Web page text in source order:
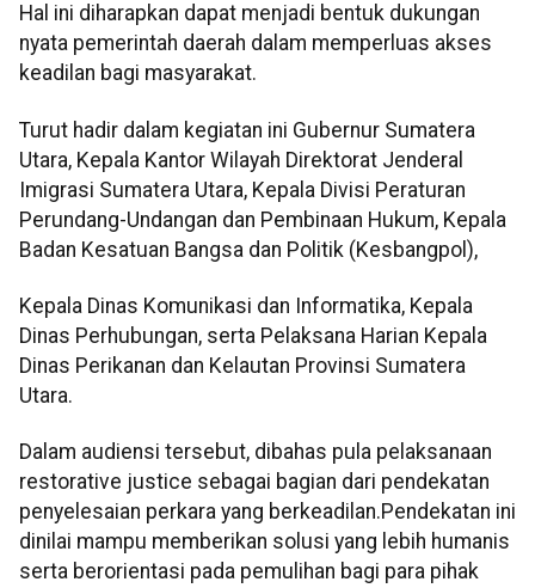
Hal ini diharapkan dapat menjadi bentuk dukungan
nyata pemerintah daerah dalam memperluas akses
keadilan bagi masyarakat.
Turut hadir dalam kegiatan ini Gubernur Sumatera
Utara, Kepala Kantor Wilayah Direktorat Jenderal
Imigrasi Sumatera Utara, Kepala Divisi Peraturan
Perundang-Undangan dan Pembinaan Hukum, Kepala
Badan Kesatuan Bangsa dan Politik (Kesbangpol),
Kepala Dinas Komunikasi dan Informatika, Kepala
Dinas Perhubungan, serta Pelaksana Harian Kepala
Dinas Perikanan dan Kelautan Provinsi Sumatera
Utara.
Dalam audiensi tersebut, dibahas pula pelaksanaan
restorative justice sebagai bagian dari pendekatan
penyelesaian perkara yang berkeadilan.Pendekatan ini
dinilai mampu memberikan solusi yang lebih humanis
serta berorientasi pada pemulihan bagi para pihak